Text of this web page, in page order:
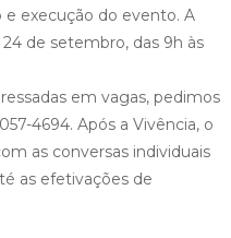
e execução do evento. A
de setembro, das 9h às
em vagas, pedimos
4694. Após a Vivência, o
as conversas individuais
as efetivações de